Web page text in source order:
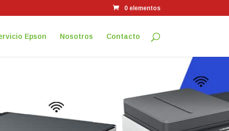
0 elementos
Epson Nosotros Contacto